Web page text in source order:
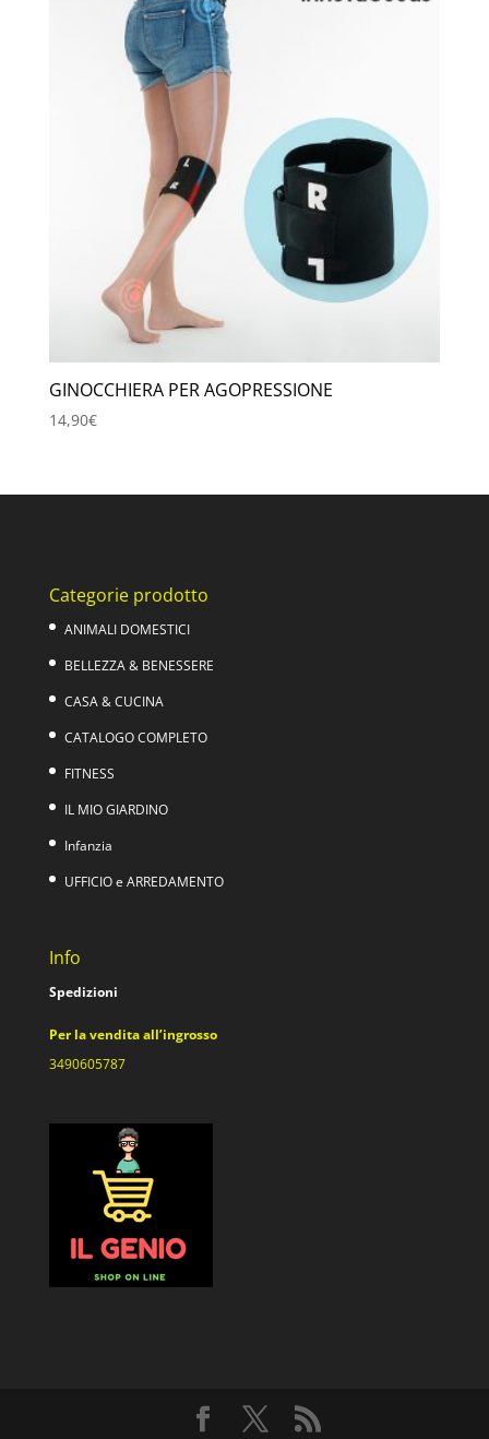
59,00€.34,90€.
GINOCCHIERA PER AGOPRESSIONE
14,90€
Categorie prodotto
ANIMALI DOMESTICI
BELLEZZA & BENESSERE
CASA & CUCINA
CATALOGO COMPLETO
FITNESS
IL MIO GIARDINO
Infanzia
UFFICIO e ARREDAMENTO
Info
Spedizioni
Per la vendita all’ingrosso
3490605787